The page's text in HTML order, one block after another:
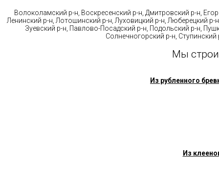
Волоколамский р-н, Воскресенский р-н, Дмитровский р-н,
Ленинский р-н, Лотошинский р-н, Луховицкий р-н, Люберецкий
Зуевский р-н, Павлово-Посадский р-н, Подольский р-н,
Солнечногорский р-н,
Мы
Из рубленного
Из